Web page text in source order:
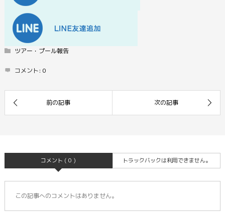
ツアー・プール報告
コメント: 0
コメント ( 0 ) トラックバックは利用できません。
この記事へのコメントはありません。